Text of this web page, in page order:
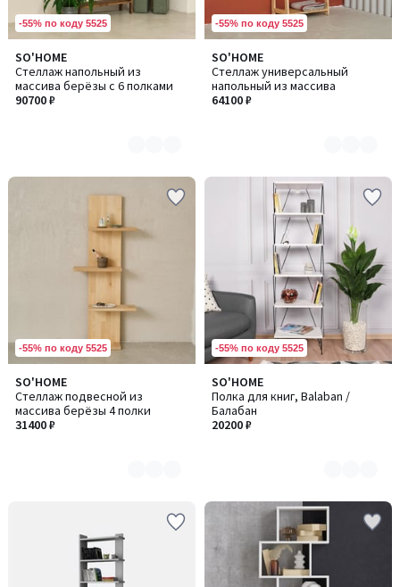
-55% по коду 5525
SO'HOME
Стеллаж напольный из
массива берёзы с 6 полками
90700 ₽
Количество
цветов:
3
-55% по коду 5525
SO'HOME
Стеллаж универсальный
напольный из массива
64100 ₽
Количество
цветов:
2
-55% по коду 5525
SO'HOME
Стеллаж подвесной из
массива берёзы 4 полки
31400 ₽
Количество
цветов:
2
-55% по коду 5525
SO'HOME
Полка для книг, Balaban /
Балабан
20200 ₽
Количество
цветов:
3